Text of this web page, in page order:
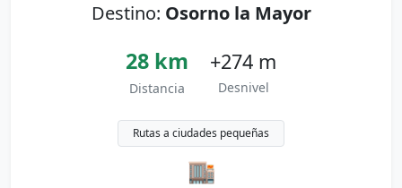
Destino: Osorno la Mayor
28 km
Distancia
+274 m
Desnivel
Rutas a ciudades pequeñas
🏬